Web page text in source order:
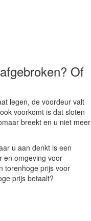
Of
legen, de voordeur valt
voorkomt is dat sloten
breekt en u niet meer
u aan denkt is een
en omgeving voor
torenhoge prijs voor
prijs betaalt?